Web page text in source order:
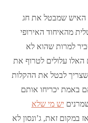
האיש שמבטל את חג
מהאיחוד האירופי
למרות שהוא לא
האלו עלולים לטרוף את
שצריך לבטל את ההקלות
באמת יכריחו אותם
יש מי שלא
במקום זאת, ג’ונסון לא